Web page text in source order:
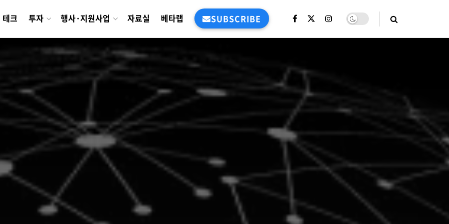
테크 투자 행사·지원사업 자료실 베타랩 SUBSCRIBE